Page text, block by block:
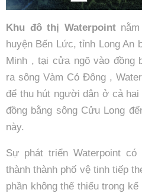
Khu đô thị Waterpointnằm
huyện Bến Lức, tỉnh Long An
Minh , tại cửa ngõ vào đồng
ra sông Vàm Cỏ Đông ,
để thu hút người dân ở cả
đồng bằng sông Cửu Long
này.
Sự phát triển Waterpoint
thành thành phố vệ tinh tiếp
phần không thể thiếu trong